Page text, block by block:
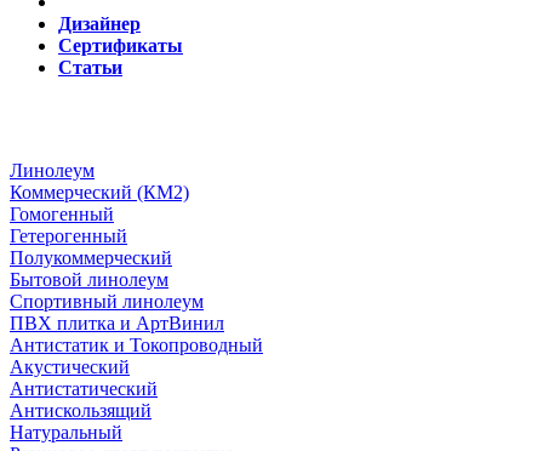
Дизайнер
Сертификаты
Статьи
Линолеум
Коммерческий (КМ2)
Гомогенный
Гетерогенный
Полукоммерческий
Бытовой линолеум
Спортивный линолеум
ПВХ плитка и АртВинил
Антистатик и Токопроводный
Акустический
Антистатический
Антискользящий
Натуральный